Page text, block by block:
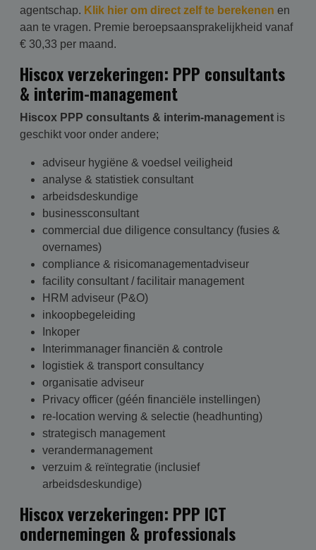
agentschap. Klik hier om direct zelf te berekenen en
aan te vragen. Premie beroepsaansprakelijkheid vanaf
€ 30,33 per maand.
Hiscox verzekeringen: PPP consultants
& interim-management
Hiscox PPP consultants & interim-management is
geschikt voor onder andere;
adviseur hygiëne & voedsel veiligheid
analyse & statistiek consultant
arbeidsdeskundige
businessconsultant
commercial due diligence consultancy (fusies &
overnames)
compliance & risicomanagementadviseur
facility consultant / facilitair management
HRM adviseur (P&O)
inkoopbegeleiding
Inkoper
Interimmanager financiën & controle
logistiek & transport consultancy
organisatie adviseur
Privacy officer (géén financiële instellingen)
re-location werving & selectie (headhunting)
strategisch management
verandermanagement
verzuim & reïntegratie (inclusief
arbeidsdeskundige)
Hiscox verzekeringen: PPP ICT
ondernemingen & professionals